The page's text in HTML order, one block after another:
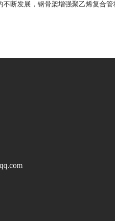
断发展，钢骨架增强聚乙烯复合